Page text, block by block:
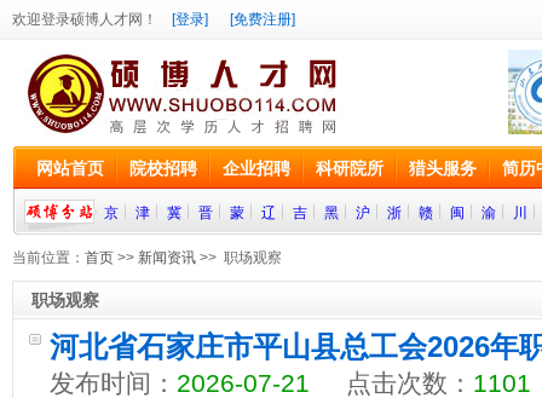
欢迎登录硕博人才网！ [登录] [免费注册]
网站首页 院校招聘 企业招聘 科研院所 猎头服务 简历
京 津 冀 晋 蒙 辽 吉 黑 沪 浙 赣 闽 渝 川
当前位置： 首页 >> 新闻资讯 >> 职场观察
职场观察
河北省石家庄市平山县总工会2026年
发布时间： 2026-07-21 点击次数： 1101